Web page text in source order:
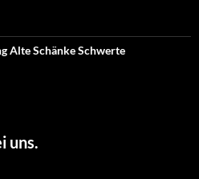
Alte Schänke Schwerte
uns.